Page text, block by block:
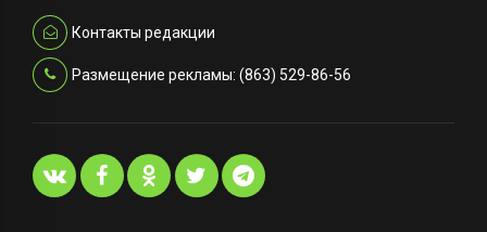
Контакты редакции
Размещение рекламы: (863) 529-86-56